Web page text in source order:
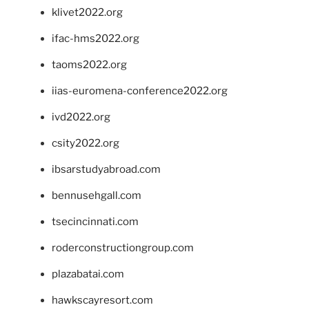
klivet2022.org
ifac-hms2022.org
taoms2022.org
iias-euromena-conference2022.org
ivd2022.org
csity2022.org
ibsarstudyabroad.com
bennusehgall.com
tsecincinnati.com
roderconstructiongroup.com
plazabatai.com
hawkscayresort.com